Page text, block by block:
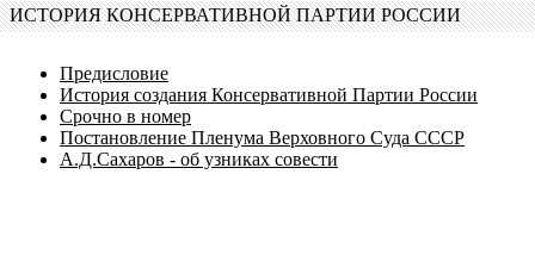
ИСТОРИЯ КОНСЕРВАТИВНОЙ ПАРТИИ РОССИИ
Предисловие
История создания Консервативной Партии России
Срочно в номер
Постановление Пленума Верховного Суда СССР
А.Д.Сахаров - об узниках совести